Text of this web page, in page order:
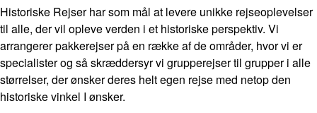
Historiske Rejser har som mål at levere unikke rejseoplevelser
til alle, der vil opleve verden i et historiske perspektiv. Vi
arrangerer pakkerejser på en række af de områder, hvor vi er
specialister og så skræddersyr vi grupperejser til grupper i alle
størrelser, der ønsker deres helt egen rejse med netop den
historiske vinkel I ønsker.